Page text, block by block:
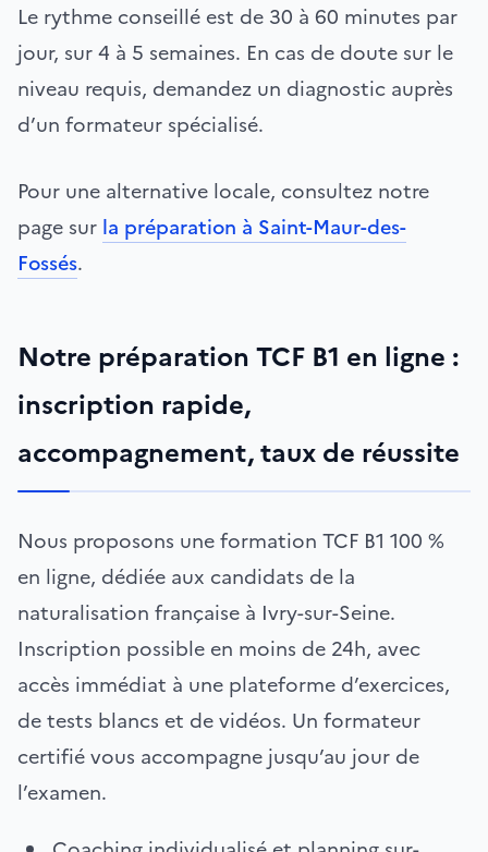
Le rythme conseillé est de 30 à 60 minutes par
jour, sur 4 à 5 semaines. En cas de doute sur le
niveau requis, demandez un diagnostic auprès
d’un formateur spécialisé.
Pour une alternative locale, consultez notre
page sur la préparation à Saint-Maur-des-
Fossés.
Notre préparation TCF B1 en ligne :
inscription rapide,
accompagnement, taux de réussite
Nous proposons une formation TCF B1 100 %
en ligne, dédiée aux candidats de la
naturalisation française à Ivry-sur-Seine.
Inscription possible en moins de 24h, avec
accès immédiat à une plateforme d’exercices,
de tests blancs et de vidéos. Un formateur
certifié vous accompagne jusqu’au jour de
l’examen.